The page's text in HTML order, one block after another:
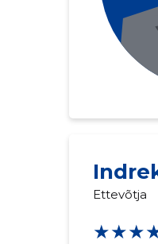
Ettevõtja